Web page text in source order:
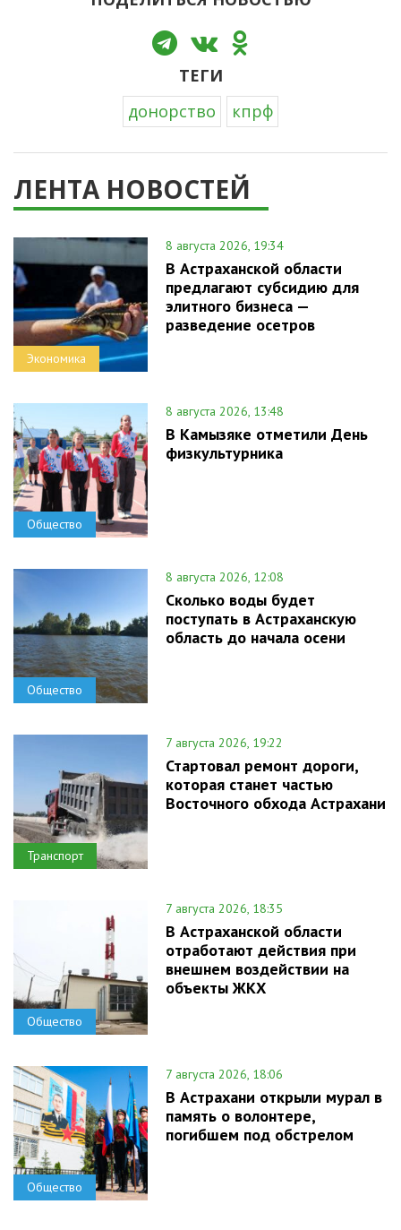
ТЕГИ
донорство
кпрф
ЛЕНТА НОВОСТЕЙ
Экономика
8 августа 2026, 19:34
В Астраханской области
предлагают субсидию для
элитного бизнеса —
разведение осетров
Общество
8 августа 2026, 13:48
В Камызяке отметили День
физкультурника
Общество
8 августа 2026, 12:08
Сколько воды будет
поступать в Астраханскую
область до начала осени
Транспорт
7 августа 2026, 19:22
Стартовал ремонт дороги,
которая станет частью
Восточного обхода Астрахани
Общество
7 августа 2026, 18:35
В Астраханской области
отработают действия при
внешнем воздействии на
объекты ЖКХ
Общество
7 августа 2026, 18:06
В Астрахани открыли мурал в
память о волонтере,
погибшем под обстрелом